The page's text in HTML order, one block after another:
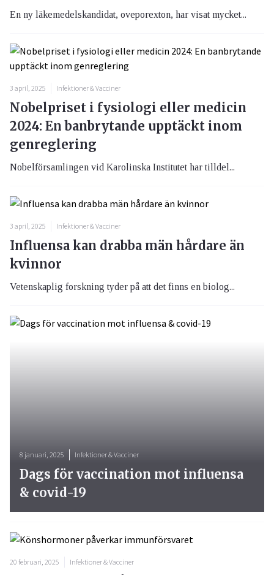
En ny läkemedelskandidat, oveporexton, har visat mycket...
3 april, 2025 Infektioner & Vacciner
Nobelpriset i fysiologi eller medicin
2024: En banbrytande upptäckt inom
genreglering
Nobelförsamlingen vid Karolinska Institutet har tilldel...
3 april, 2025 Infektioner & Vacciner
Influensa kan drabba män hårdare än
kvinnor
Vetenskaplig forskning tyder på att det finns en biolog...
20 februari, 2025 Infektioner & Vacciner
8 januari, 2025 Infektioner & Vacciner
Dags för vaccination mot influensa
& covid-19